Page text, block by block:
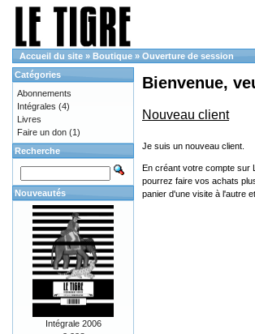
Accueil du site » Boutique » Ouverture de session
Bienvenue,
Nouveau client
Je suis un nouveau client.
En créant votre compte sur
pourrez faire vos achats
panier d'une visite à l'autre
Catégories
Abonnements
Intégrales (4)
Livres
Faire un don (1)
Recherche
Nouveautés
Intégrale 2006